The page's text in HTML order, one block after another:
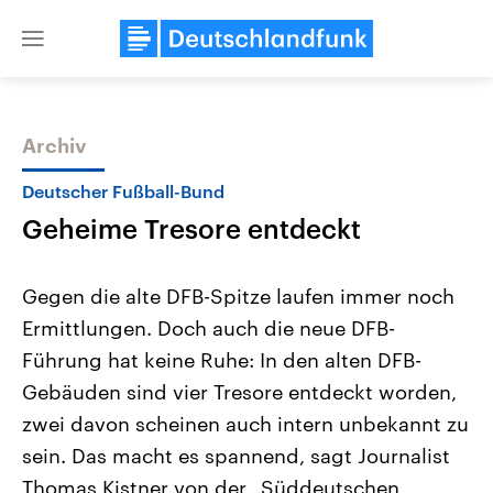
Close
Themen
Landtagswahl Sachsen-Anhalt
2026
Alle Informationen
Sachsen-Anhalt wählt am 6.
September 2026 einen neuen
Landtag. Seit 2021 wird das
Bundesland von einer Koalition aus
USA
Aktuelle Beiträge,
Hintergründe
Wirtschaftlich und
gehören die Vereinigten
den mächtigsten Ländern
mit großem Einfluss auf
Archiv
Deutscher Fußball-Bund
Geheime Tresore entdeckt
Gegen die alte DFB-Spitze laufen immer noch
Ermittlungen. Doch auch die neue DFB-
Führung hat keine Ruhe: In den alten DFB-
Gebäuden sind vier Tresore entdeckt worden,
zwei davon scheinen auch intern unbekannt zu
sein. Das macht es spannend, sagt Journalist
Thomas Kistner von der „Süddeutschen